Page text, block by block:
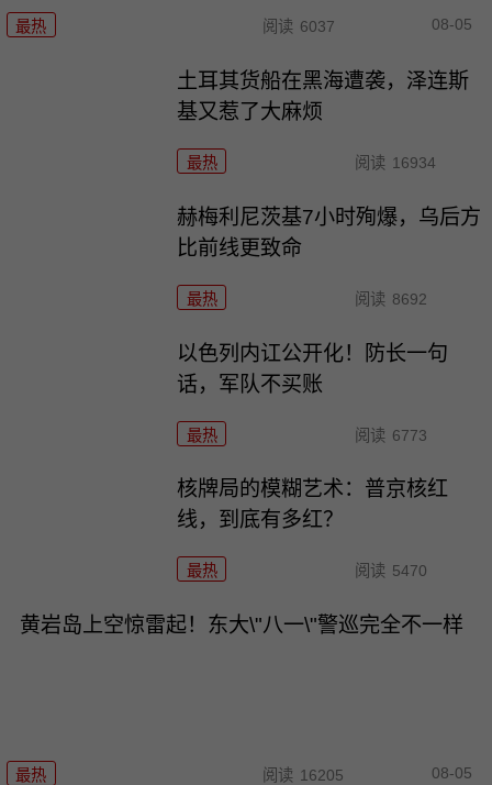
最热 阅读 6037 08-05
土耳其货船在黑海遭袭，泽连斯
基又惹了大麻烦
最热 阅读 16934
赫梅利尼茨基7小时殉爆，乌后方
比前线更致命
最热 阅读 8692
以色列内讧公开化！防长一句
话，军队不买账
最热 阅读 6773
核牌局的模糊艺术：普京核红
线，到底有多红？
最热 阅读 5470
黄岩岛上空惊雷起！东大\"八一\"警巡完全不一样
最热 阅读 16205 08-05